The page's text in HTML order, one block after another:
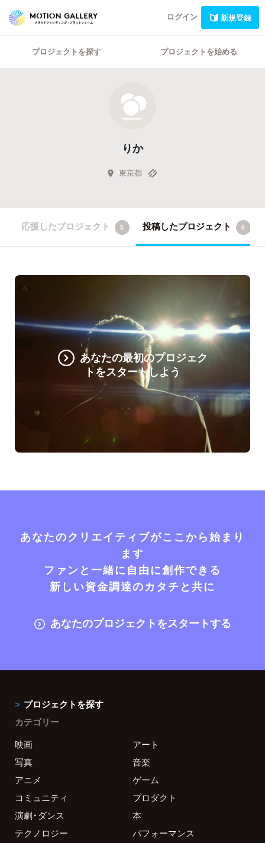
ログイン 新規登録
プロジェクトを探す プロジェクトを始める
りか
東京都
応援したプロジェクト 5 投稿したプロジェクト 0
あなたの最初のプロジェク
トをスタートしよう
あなたのクリエイティブがここから始まり
ます
ファンと一緒に自由に創作できる
新しい資金調達のカタチと共に
あなたのプロジェクトをスタートする
プロジェクトを探す
カテゴリー
映画
アート
写真
音楽
アニメ
ゲーム
コミュニティ
プロダクト
演劇・ダンス
本
テクノロジー
パフォーマンス